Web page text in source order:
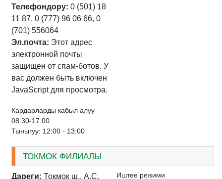
Телефондору: 0 (501) 18
11 87, 0 (777) 96 06 66, 0
(701) 556064
Эл.почта: Этот адрес
электронной почты
защищен от спам-ботов. У
вас должен быть включен
JavaScript для просмотра.
Кардарларды кабыл алуу
08:30-17:00
Тыныгуу: 12:00 - 13:00
ТОКМОК ФИЛИАЛЫ
Дареги: Токмок ш., А.С. Иштѳѳ режими